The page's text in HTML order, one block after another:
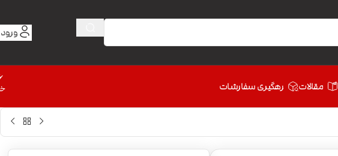
مقالات رهگیری سفارشات